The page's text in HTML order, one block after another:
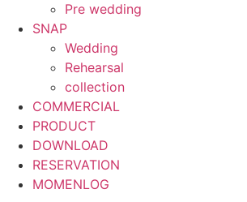
Pre wedding
SNAP
Wedding
Rehearsal
collection
COMMERCIAL
PRODUCT
DOWNLOAD
RESERVATION
MOMENLOG